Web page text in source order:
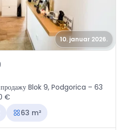
10. januar 2026.
Blok 9
продажу Blok 9, Podgorica – 63
€
63 m²